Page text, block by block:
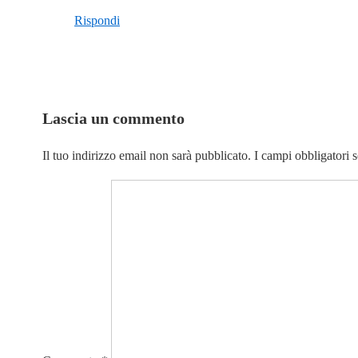
Rispondi
Lascia un commento
Il tuo indirizzo email non sarà pubblicato. I campi obbligatori